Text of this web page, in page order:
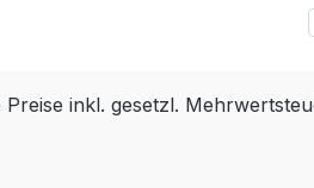
Preise inkl. gesetzl.